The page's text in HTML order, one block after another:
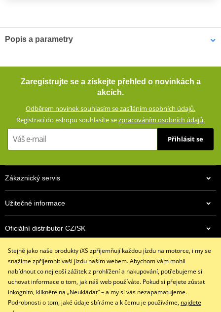
Popis a parametry
Pohodlný vnější materiál softshell (100 % polyester)
Membrána HIPORA® (nepromokavá, větruodolná, prodyšná)
Stěrka na hledí na ukazováčku
Reflexní prvky
Zesílení dlaně kůží
Pěnové vložky na dlani
Krátká manžeta s vnitřním strečovým páskem
PDF size chart GMS
PDF GMS SIZES
Zaregistrujte se a získejte přehled o novinkách a
akcích.
Odběrem novinek souhlasím se zasíláním osobních údajů.
Registrací do eshopu souhlasíte sezpracováním osobních údajů.
Přihlásit se
Zákaznický servis
Užitečné informace
Oficiální distributor CZ/SK
Kontaktujte nás
info@ixs-motopoint.cz
Po - Pá (8:00 - 16:30)
Stejně jako naše produkty iXS zpříjemňují každou jízdu na motorce, i my se
snažíme zpříjemnit vaši jízdu naším webem. Abychom vám mohli
nabídnout co nejlepší zážitek z prohlížení a nakupování, potřebujeme si
uchovat informace o tom, jak náš web používáte. Pokud si přejete zůstat
inkognito, klikněte na „Neukládat“ – a my si vás nezapamatujeme.
Podrobnosti o tom, jaké údaje sbíráme a k čemu je používáme, najdete